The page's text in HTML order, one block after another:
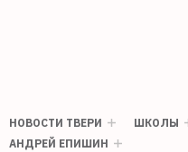
НОВОСТИ ТВЕРИ ШКОЛЫ
АНДРЕЙ ЕПИШИН